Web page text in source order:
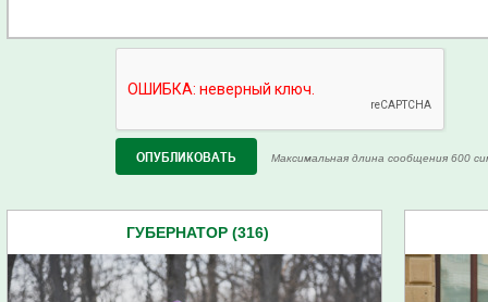
Максимальная длина сообщения 600
ГУБЕРНАТОР (316)